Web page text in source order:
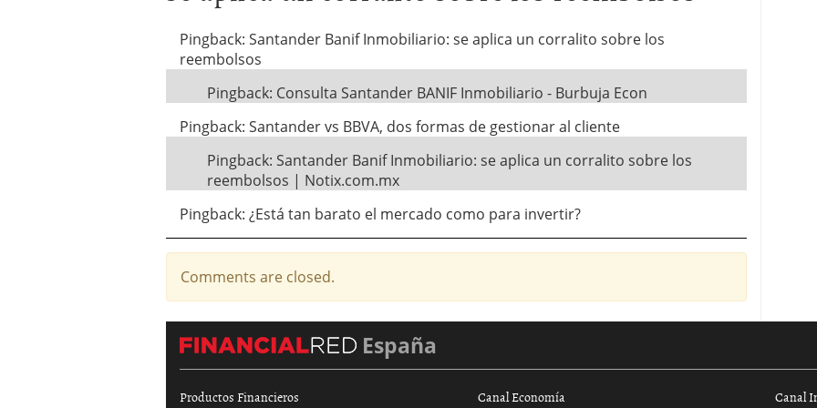
Pingback: Santander Banif Inmobiliario: se aplica un corralito sobre los
reembolsos
Pingback: Consulta Santander BANIF Inmobiliario - Burbuja Econ
Pingback: Santander vs BBVA, dos formas de gestionar al cliente
Pingback: Santander Banif Inmobiliario: se aplica un corralito sobre los
reembolsos | Notix.com.mx
Pingback: ¿Está tan barato el mercado como para invertir?
Comments are closed.
España
Productos Financieros Canal Economía Canal